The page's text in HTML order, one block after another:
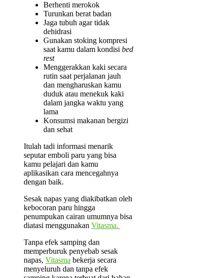
Berhenti merokok
Turunkan berat badan
Jaga tubuh agar tidak
dehidrasi
Gunakan stoking kompresi
saat kamu dalam kondisi bed
rest
Menggerakkan kaki secara
rutin saat perjalanan jauh
dan mengharuskan kamu
duduk atau menekuk kaki
dalam jangka waktu yang
lama
Konsumsi makanan bergizi
dan sehat
Itulah tadi informasi menarik
seputar emboli paru yang bisa
kamu pelajari dan kamu
aplikasikan cara mencegahnya
dengan baik.
Sesak napas yang diakibatkan oleh
kebocoran paru hingga
penumpukan cairan umumnya bisa
diatasi menggunakan Vitasma.
Tanpa efek samping dan
memperburuk penyebab sesak
napas, Vitasma bekerja secara
menyeluruh dan tanpa efek